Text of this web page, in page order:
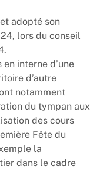
adopté son
lors du conseil
interne d’une
d’autre
notamment
du tympan aux
des cours
Fête du
la
dans le cadre